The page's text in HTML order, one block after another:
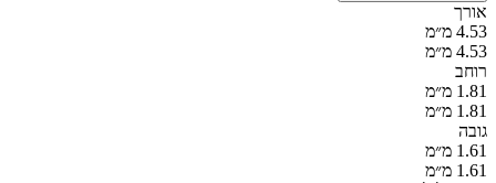
אורך
4.53 מ״מ
4.53 מ״מ
רוחב
1.81 מ״מ
1.81 מ״מ
גובה
1.61 מ״מ
1.61 מ״מ